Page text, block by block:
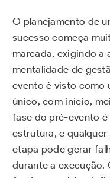
O planejamento de
sucesso começa
marcada, exigindo a
mentalidade de
evento é visto como
único, com início,
fase do pré-evento
estrutura, e
etapa pode gerar
durante a execução.